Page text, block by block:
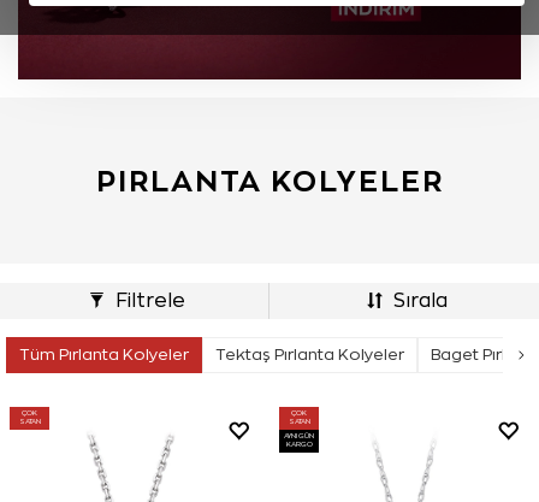
PIRLANTA KOLYELER
Filtrele Sırala
Tüm Pırlanta Kolyeler Tektaş Pırlanta Kolyeler Baget
ÇOK
SATAN
ÇOK
SATAN
AYNI GÜN
KARGO